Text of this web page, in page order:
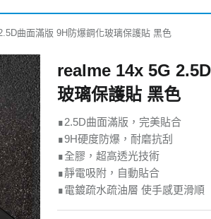
曲面滿版 9H防爆鋼化玻璃保護貼 黑色
realme 14x 5G
玻璃保護貼 黑色
∎2.5D曲面滿版，完美貼合
∎9H硬度防爆，耐磨抗刮
∎全膠，超高透光技術
∎靜電吸附，自動貼合
∎電鍍疏水疏油層 使手感更滑順